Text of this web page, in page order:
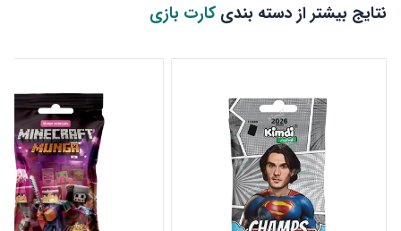
نتایج بیشتر از دسته بندی کارت بازی